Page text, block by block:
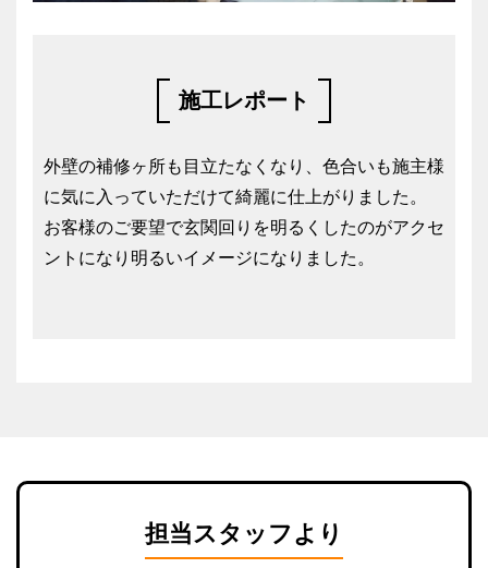
施工レポート
外壁の補修ヶ所も目立たなくなり、色合いも施主様
に気に入っていただけて綺麗に仕上がりました。
お客様のご要望で玄関回りを明るくしたのがアクセ
ントになり明るいイメージになりました。
担当スタッフより